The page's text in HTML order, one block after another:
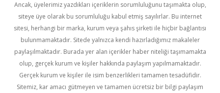
Ancak, üyelerimiz yazdıkları içeriklerin sorumluluğunu taşımakta olup,
siteye üye olarak bu sorumluluğu kabul etmiş sayılırlar. Bu internet
sitesi, herhangi bir marka, kurum veya şahıs şirketi ile hiçbir bağlantısı
bulunmamaktadır. Sitede yalnızca kendi hazırladığımız makaleler
paylaşılmaktadır. Burada yer alan içerikler haber niteliği taşımamakta
olup, gerçek kurum ve kişiler hakkında paylaşım yapılmamaktadır.
Gerçek kurum ve kişiler ile isim benzerlikleri tamamen tesadüfidir.
Sitemiz, kar amacı gütmeyen ve tamamen ücretsiz bir bilgi paylaşım